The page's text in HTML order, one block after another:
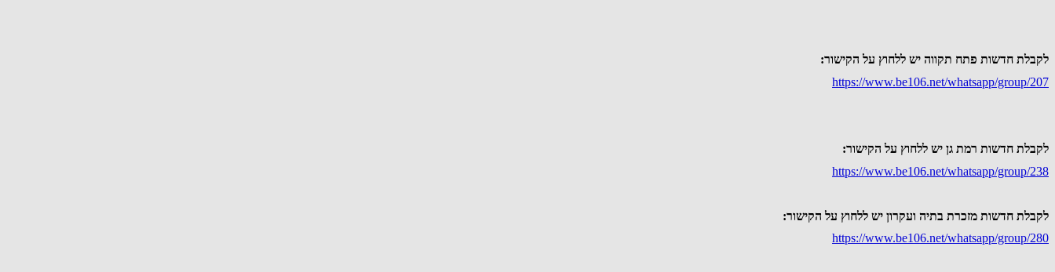
לקבלת חדשות פתח תקווה יש ללחוץ על הקישור:
https://www.be106.net/whatsapp/group/207
לקבלת חדשות רמת גן יש ללחוץ על הקישור:
https://www.be106.net/whatsapp/group/238
לקבלת חדשות מזכרת בתיה ועקרון יש ללחוץ על הקישור:
https://www.be106.net/whatsapp/group/280